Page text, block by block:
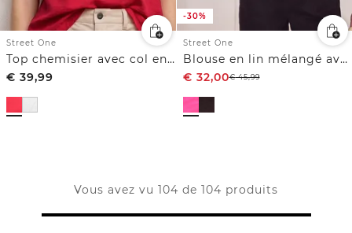
Street One
Top chemisier avec col en V et ruches
€ 39,99
-30%
Street One
Blouse en lin mélangé avec col volanté
€ 32,00€45,99
Vous avez vu 104 de 104 produits